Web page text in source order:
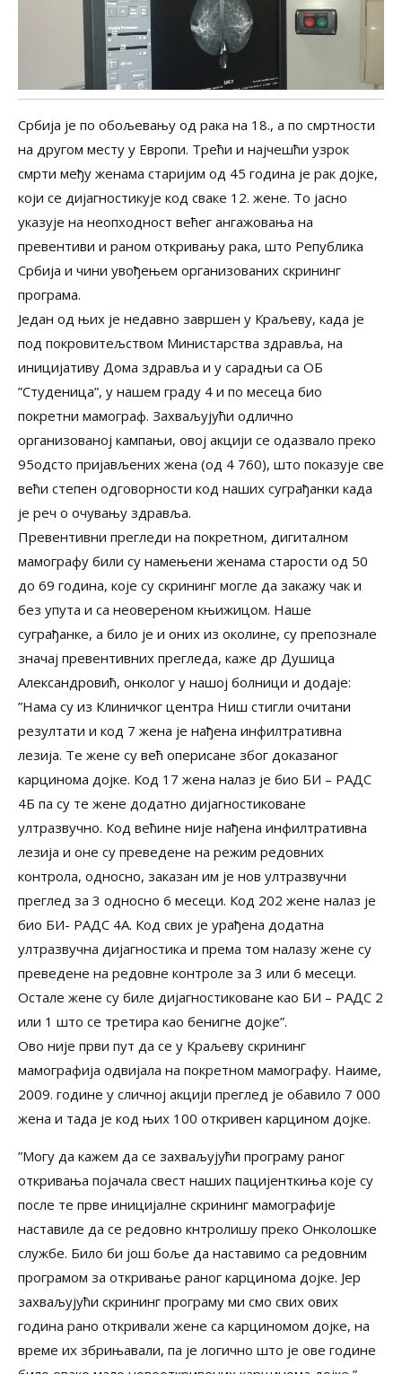
Србија је по обољевању од рака на 18., а по смртности
на другом месту у Европи. Трећи и најчешћи узрок
смрти међу женама старијим од 45 година је рак дојке,
који се дијагностикује код сваке 12. жене. То јасно
указује на неопходност већег ангажовања на
превентиви и раном откривању рака, што Република
Србија и чини увођењем организованих скрининг
програма.
Један од њих је недавно завршен у Краљеву, када је
под покровитељством Министарства здравља, на
иницијативу Дома здравља и у сарадњи са ОБ
”Студеница”, у нашем граду 4 и по месеца био
покретни мамограф. Захваљујући одлично
организованој кампањи, овој акцији се одазвало преко
95одсто пријављених жена (од 4 760), што показује све
већи степен одговорности код наших суграђанки када
је реч о очувању здравља.
Превентивни прегледи на покретном, дигиталном
мамографу били су намењени женама старости од 50
до 69 година, које су скрининг могле да закажу чак и
без упута и са неовереном књижицом. Наше
суграђанке, а било је и оних из околине, су препознале
значај превентивних прегледа, каже др Душица
Александровић, онколог у нашој болници и додаје:
”Нама су из Клиничког центра Ниш стигли очитани
резултати и код 7 жена је нађена инфилтративна
лезија. Те жене су већ оперисане због доказаног
карцинома дојке. Код 17 жена налаз је био БИ – РАДС
4Б па су те жене додатно дијагностиковане
ултразвучно. Код већине није нађена инфилтративна
лезија и оне су преведене на режим редовних
контрола, односно, заказан им је нов ултразвучни
преглед за 3 односно 6 месеци. Код 202 жене налаз је
био БИ- РАДС 4А. Код свих је урађена додатна
ултразвучна дијагностика и према том налазу жене су
преведене на редовне контроле за 3 или 6 месеци.
Остале жене су биле дијагностиковане као БИ – РАДС 2
или 1 што се третира као бенигне дојке”.
Ово није први пут да се у Краљеву скрининг
мамографија одвијала на покретном мамографу. Наиме,
2009. године у сличној акцији преглед је обавило 7 000
жена и тада је код њих 100 откривен карцином дојке.
”Могу да кажем да се захваљујући програму раног
откривања појачала свест наших пацијенткиња које су
после те прве иницијалне скрининг мамографије
наставиле да се редовно кнтролишу преко Онколошке
службе. Било би још боље да наставимо са редовним
програмом за откривање раног карцинома дојке. Јер
захваљујући скрининг програму ми смо свих ових
година рано откривали жене са карциномом дојке, на
време их збрињавали, па је логично што је ове године